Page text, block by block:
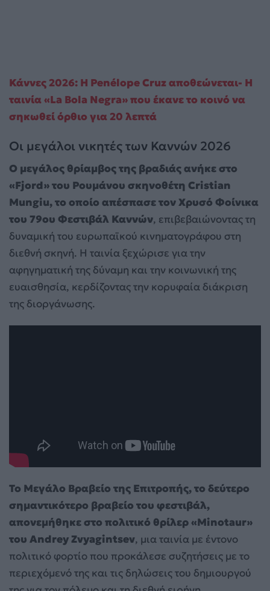
Κάννες 2026: Η Penélope Cruz αποθεώνεται- Η
ταινία «La Bola Negra» που έκανε το κοινό να
σηκωθεί όρθιο για 20 λεπτά
Οι μεγάλοι νικητές των Καννών 2026
Ο μεγάλος θρίαμβος της βραδιάς ανήκε στο
«Fjord» του Ρουμάνου σκηνοθέτη Cristian
Mungiu, το οποίο απέσπασε τον Χρυσό Φοίνικα
του 79ου Φεστιβάλ Καννών, επιβεβαιώνοντας τη
δυναμική του ευρωπαϊκού κινηματογράφου στη
διεθνή σκηνή. Η ταινία ξεχώρισε για την
αφηγηματική της δύναμη και την κοινωνική της
ευαισθησία, κερδίζοντας την κορυφαία διάκριση
της διοργάνωσης.
Το Μεγάλο Βραβείο της Επιτροπής, το δεύτερο
σημαντικότερο βραβείο του φεστιβάλ,
απονεμήθηκε στο πολιτικό θρίλερ «Minotaur»
του Andrey Zvyagintsev, μια ταινία με έντονο
πολιτικό φορτίο που προκάλεσε συζητήσεις με το
περιεχόμενό της και τις δηλώσεις του δημιουργού